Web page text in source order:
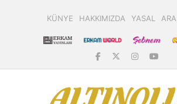
KÜNYE HAKKIMIZDA YASAL ARA